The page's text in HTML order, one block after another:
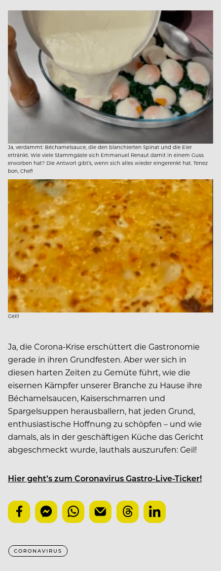
Ja, verdammt: Béchamelsauce, die den blanchierten Spinat und die Eier
ertränkt. Wie viele Stammgäste sich Emmanuel Renaut damit in einem Guss
erworben hat? Die Antwort gibt’s, wenn sich alles wieder eingerenkt hat. Tenez
bon, Chef!
Geil!
Ja, die Corona-Krise erschüttert die Gastronomie
gerade in ihren Grundfesten. Aber wer sich in
diesen harten Zeiten zu Gemüte führt, wie die
eisernen Kämpfer unserer Branche zu Hause ihre
Béchamelsaucen, Kaiserschmarren und
Spargelsuppen herausballern, hat jeden Grund,
enthusiastische Hoffnung zu schöpfen – und wie
damals, als in der geschäftigen Küche das Gericht
abgeschmeckt wurde, lauthals auszurufen: Geil!
Hier geht’s zum Coronavirus Gastro-Live-Ticker!
CORONAVIRUS